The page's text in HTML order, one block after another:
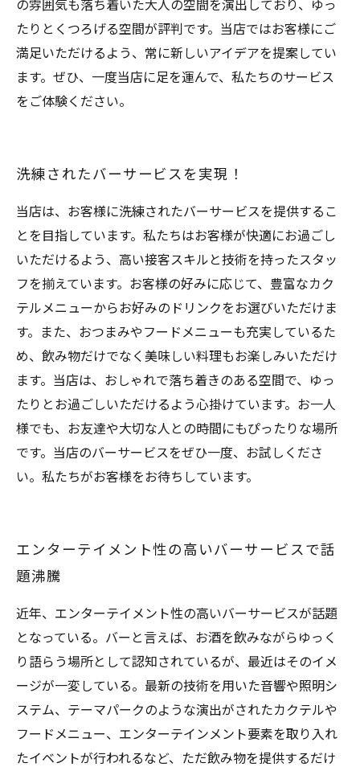
の雰囲気も落ち着いた大人の空間を演出しており、ゆっ
たりとくつろげる空間が評判です。当店ではお客様にご
満足いただけるよう、常に新しいアイデアを提案してい
ます。ぜひ、一度当店に足を運んで、私たちのサービス
をご体験ください。
洗練されたバーサービスを実現！
当店は、お客様に洗練されたバーサービスを提供するこ
とを目指しています。私たちはお客様が快適にお過ごし
いただけるよう、高い接客スキルと技術を持ったスタッ
フを揃えています。お客様の好みに応じて、豊富なカク
テルメニューからお好みのドリンクをお選びいただけま
す。また、おつまみやフードメニューも充実しているた
め、飲み物だけでなく美味しい料理もお楽しみいただけ
ます。当店は、おしゃれで落ち着きのある空間で、ゆっ
たりとお過ごしいただけるよう心掛けています。お一人
様でも、お友達や大切な人との時間にもぴったりな場所
です。当店のバーサービスをぜひ一度、お試しくださ
い。私たちがお客様をお待ちしています。
エンターテイメント性の高いバーサービスで話
題沸騰
近年、エンターテイメント性の高いバーサービスが話題
となっている。バーと言えば、お酒を飲みながらゆっく
り語らう場所として認知されているが、最近はそのイメ
ージが一変している。最新の技術を用いた音響や照明シ
ステム、テーマパークのような演出がされたカクテルや
フードメニュー、エンターテインメント要素を取り入れ
たイベントが行われるなど、ただ飲み物を提供するだけ